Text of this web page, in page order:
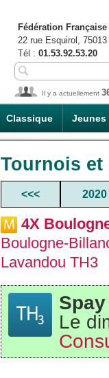
Classique Jeunes
Fédération
22 rue Esquirol,
Tél : 01.53.92.53.20
Il y a actuellement
Tournois
<<< 2020
4X
Boulogne-
Lavandou TH3
Le